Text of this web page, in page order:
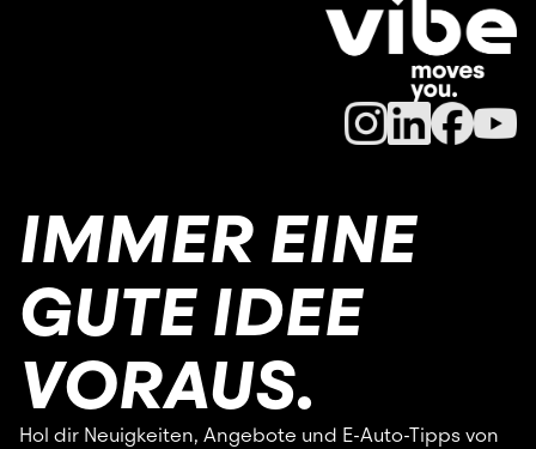
IMMER EINE
GUTE IDEE
VORAUS.
Hol dir Neuigkeiten, Angebote und E-Auto-Tipps von